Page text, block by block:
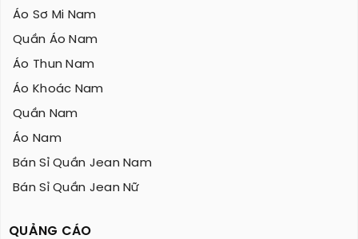
Áo Sơ Mi Nam
Quần Áo Nam
Áo Thun Nam
Áo Khoác Nam
Quần Nam
Áo Nam
Bán Sỉ Quần Jean Nam
Bán Sỉ Quần Jean Nữ
QUẢNG CÁO